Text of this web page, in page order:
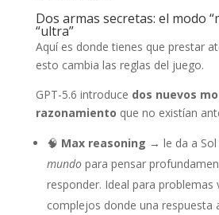
Dos armas secretas: el modo
“ultra”
Aquí es donde tienes que prestar
esto cambia las reglas del juego.
GPT-5.6 introduce dos nuevos
razonamiento que no existían
🧠 Max reasoning → le da a Sol
mundo para pensar
responder. Ideal para problemas
complejos donde una respuesta